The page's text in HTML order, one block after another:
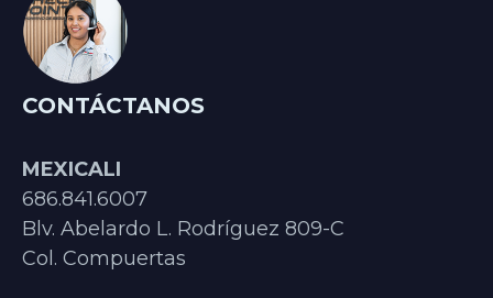
CONTÁCTANOS
MEXICALI
686.841.6007
Blv. Abelardo L. Rodríguez 809-C
Col. Compuertas